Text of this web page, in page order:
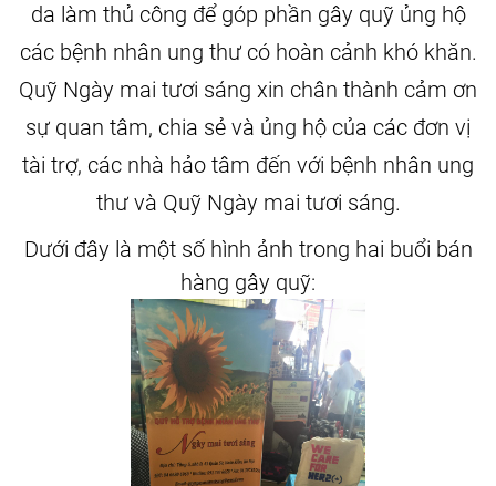
da làm thủ công để góp phần gây quỹ ủng hộ
các bệnh nhân ung thư có hoàn cảnh khó khăn.
Quỹ Ngày mai tươi sáng xin chân thành cảm ơn
sự quan tâm, chia sẻ và ủng hộ của các đơn vị
tài trợ, các nhà hảo tâm đến với bệnh nhân ung
thư và Quỹ Ngày mai tươi sáng.
Dưới đây là một số hình ảnh trong hai buổi bán
hàng gây quỹ: